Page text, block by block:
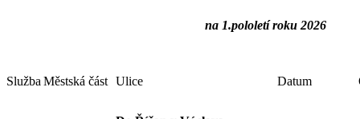
na 1.pololetí roku 2026
Služba Městská část Ulice Datum